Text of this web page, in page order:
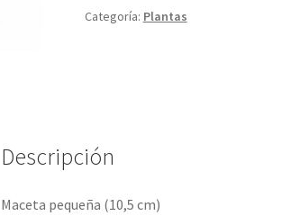
GALIO
Categoría: Plantas
Descripción
Maceta pequeña (10,5 cm)